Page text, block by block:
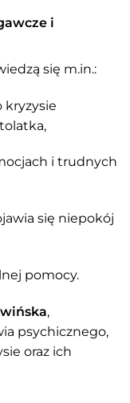
i
się m.in.:
kryzysie
i trudnych
się niepokój
pomocy.
,
psychicznego,
oraz ich